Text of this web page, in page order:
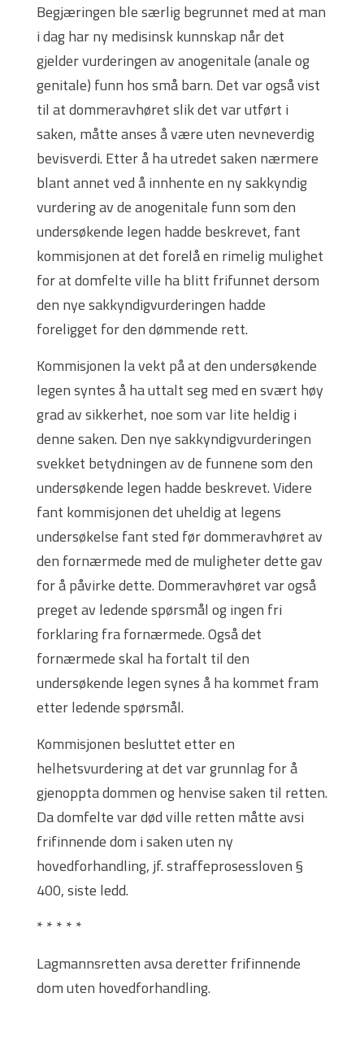
Begjæringen ble særlig begrunnet med at man
i dag har ny medisinsk kunnskap når det
gjelder vurderingen av anogenitale (anale og
genitale) funn hos små barn. Det var også vist
til at dommeravhøret slik det var utført i
saken, måtte anses å være uten nevneverdig
bevisverdi. Etter å ha utredet saken nærmere
blant annet ved å innhente en ny sakkyndig
vurdering av de anogenitale funn som den
undersøkende legen hadde beskrevet, fant
kommisjonen at det forelå en rimelig mulighet
for at domfelte ville ha blitt frifunnet dersom
den nye sakkyndigvurderingen hadde
foreligget for den dømmende rett.
Kommisjonen la vekt på at den undersøkende
legen syntes å ha uttalt seg med en svært høy
grad av sikkerhet, noe som var lite heldig i
denne saken. Den nye sakkyndigvurderingen
svekket betydningen av de funnene som den
undersøkende legen hadde beskrevet. Videre
fant kommisjonen det uheldig at legens
undersøkelse fant sted før dommeravhøret av
den fornærmede med de muligheter dette gav
for å påvirke dette. Dommeravhøret var også
preget av ledende spørsmål og ingen fri
forklaring fra fornærmede. Også det
fornærmede skal ha fortalt til den
undersøkende legen synes å ha kommet fram
etter ledende spørsmål.
Kommisjonen besluttet etter en
helhetsvurdering at det var grunnlag for å
gjenoppta dommen og henvise saken til retten.
Da domfelte var død ville retten måtte avsi
frifinnende dom i saken uten ny
hovedforhandling, jf. straffeprosessloven §
400, siste ledd.
* * * * *
Lagmannsretten avsa deretter frifinnende
dom uten hovedforhandling.